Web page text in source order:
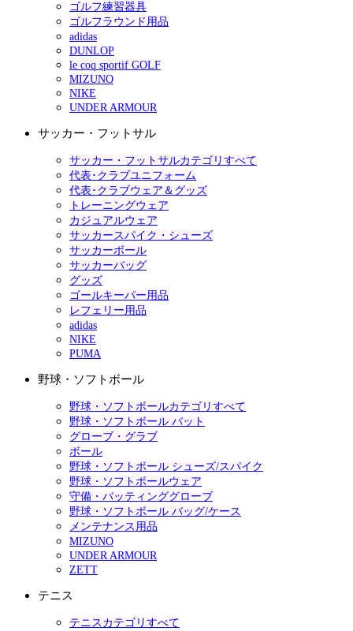
ゴルフ練習器具
ゴルフラウンド用品
adidas
DUNLOP
le coq sportif GOLF
MIZUNO
NIKE
UNDER ARMOUR
サッカー・フットサル
サッカー・フットサルカテゴリすべて
代表･クラブユニフォーム
代表･クラブウェア＆グッズ
トレーニングウェア
カジュアルウェア
サッカースパイク・シューズ
サッカーボール
サッカーバッグ
グッズ
ゴールキーパー用品
レフェリー用品
adidas
NIKE
PUMA
野球・ソフトボール
野球・ソフトボールカテゴリすべて
野球・ソフトボール バット
グローブ・グラブ
ボール
野球・ソフトボール シューズ/スパイク
野球・ソフトボールウェア
守備・バッティンググローブ
野球・ソフトボール バッグ/ケース
メンテナンス用品
MIZUNO
UNDER ARMOUR
ZETT
テニス
テニスカテゴリすべて